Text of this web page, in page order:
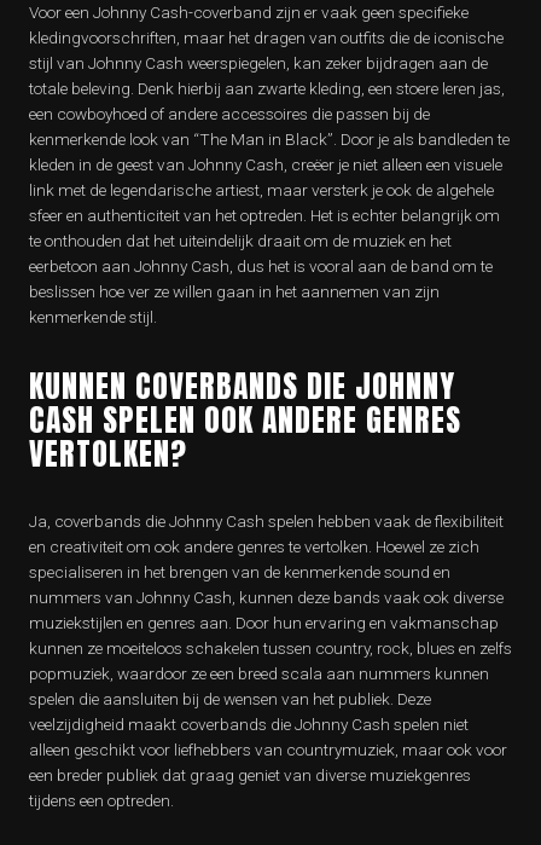
Voor een Johnny Cash-coverband zijn er vaak geen specifieke
kledingvoorschriften, maar het dragen van outfits die de iconische
stijl van Johnny Cash weerspiegelen, kan zeker bijdragen aan de
totale beleving. Denk hierbij aan zwarte kleding, een stoere leren jas,
een cowboyhoed of andere accessoires die passen bij de
kenmerkende look van “The Man in Black”. Door je als bandleden te
kleden in de geest van Johnny Cash, creëer je niet alleen een visuele
link met de legendarische artiest, maar versterk je ook de algehele
sfeer en authenticiteit van het optreden. Het is echter belangrijk om
te onthouden dat het uiteindelijk draait om de muziek en het
eerbetoon aan Johnny Cash, dus het is vooral aan de band om te
beslissen hoe ver ze willen gaan in het aannemen van zijn
kenmerkende stijl.
KUNNEN COVERBANDS DIE JOHNNY
CASH SPELEN OOK ANDERE GENRES
VERTOLKEN?
Ja, coverbands die Johnny Cash spelen hebben vaak de flexibiliteit
en creativiteit om ook andere genres te vertolken. Hoewel ze zich
specialiseren in het brengen van de kenmerkende sound en
nummers van Johnny Cash, kunnen deze bands vaak ook diverse
muziekstijlen en genres aan. Door hun ervaring en vakmanschap
kunnen ze moeiteloos schakelen tussen country, rock, blues en zelfs
popmuziek, waardoor ze een breed scala aan nummers kunnen
spelen die aansluiten bij de wensen van het publiek. Deze
veelzijdigheid maakt coverbands die Johnny Cash spelen niet
alleen geschikt voor liefhebbers van countrymuziek, maar ook voor
een breder publiek dat graag geniet van diverse muziekgenres
tijdens een optreden.